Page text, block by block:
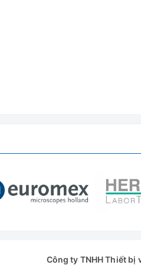
Công ty TNHH Thiết bị